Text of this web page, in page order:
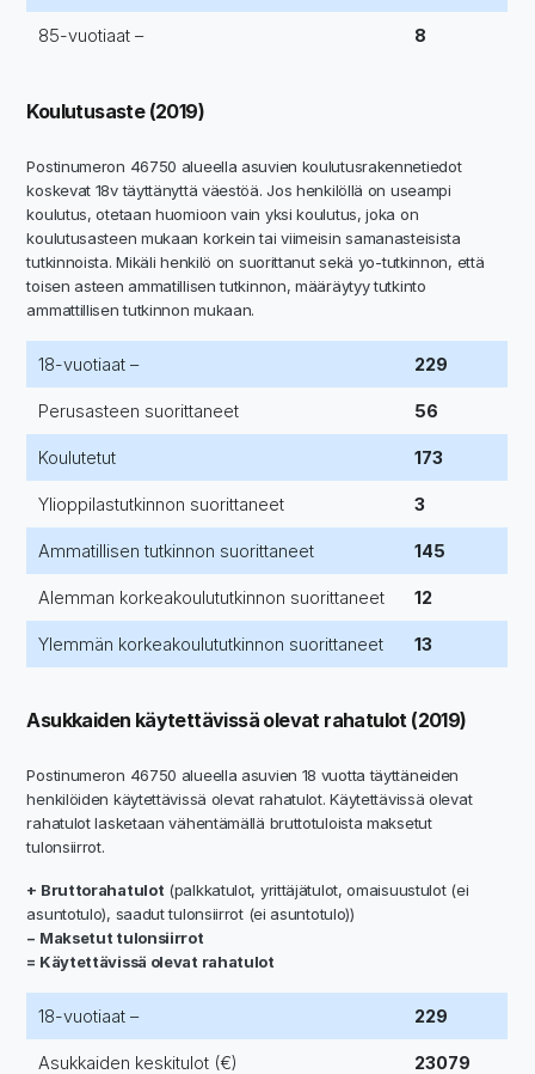
85-vuotiaat – 8
Koulutusaste (2019)
Postinumeron 46750 alueella asuvien koulutusrakennetiedot
koskevat 18v täyttänyttä väestöä. Jos henkilöllä on useampi
koulutus, otetaan huomioon vain yksi koulutus, joka on
koulutusasteen mukaan korkein tai viimeisin samanasteisista
tutkinnoista. Mikäli henkilö on suorittanut sekä yo-tutkinnon, että
toisen asteen ammatillisen tutkinnon, määräytyy tutkinto
ammattillisen tutkinnon mukaan.
18-vuotiaat – 229
Perusasteen suorittaneet 56
Koulutetut 173
Ylioppilastutkinnon suorittaneet 3
Ammatillisen tutkinnon suorittaneet 145
Alemman korkeakoulututkinnon suorittaneet 12
Ylemmän korkeakoulututkinnon suorittaneet 13
Asukkaiden käytettävissä olevat rahatulot (2019)
Postinumeron 46750 alueella asuvien 18 vuotta täyttäneiden
henkilöiden käytettävissä olevat rahatulot. Käytettävissä olevat
rahatulot lasketaan vähentämällä bruttotuloista maksetut
tulonsiirrot.
+ Bruttorahatulot (palkkatulot, yrittäjätulot, omaisuustulot (ei
asuntotulo), saadut tulonsiirrot (ei asuntotulo))
− Maksetut tulonsiirrot
= Käytettävissä olevat rahatulot
18-vuotiaat – 229
Asukkaiden keskitulot (€) 23079